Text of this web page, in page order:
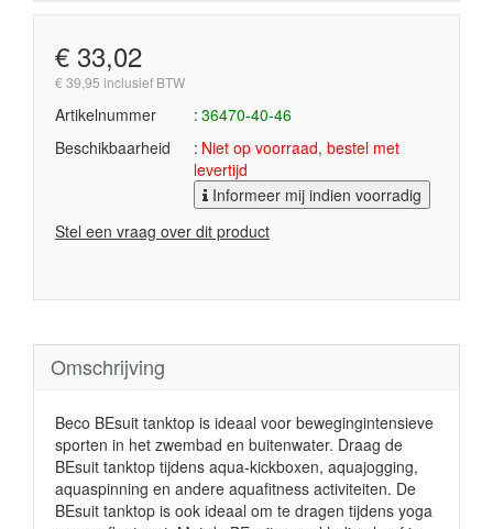
€ 33,02
€ 39,95 inclusief BTW
Artikelnummer
36470-40-46
Beschikbaarheid
Niet op voorraad, bestel met
levertijd
Informeer mij indien voorradig
Stel een vraag over dit product
Omschrijving
Beco BEsuit tanktop is ideaal voor bewegingintensieve
sporten in het zwembad en buitenwater. Draag de
BEsuit tanktop tijdens aqua-kickboxen, aquajogging,
aquaspinning en andere aquafitness activiteiten. De
BEsuit tanktop is ook ideaal om te dragen tijdens yoga